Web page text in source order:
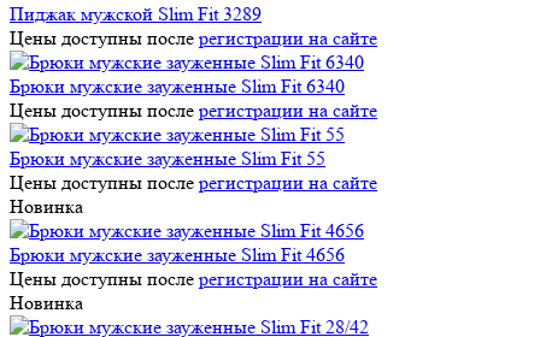
Пиджак мужской Slim Fit 3289
Цены доступны после регистрации на сайте
Брюки мужские зауженные Slim Fit 6340
Цены доступны после регистрации на сайте
Брюки мужские зауженные Slim Fit 55
Цены доступны после регистрации на сайте
Новинка
Брюки мужские зауженные Slim Fit 4656
Цены доступны после регистрации на сайте
Новинка